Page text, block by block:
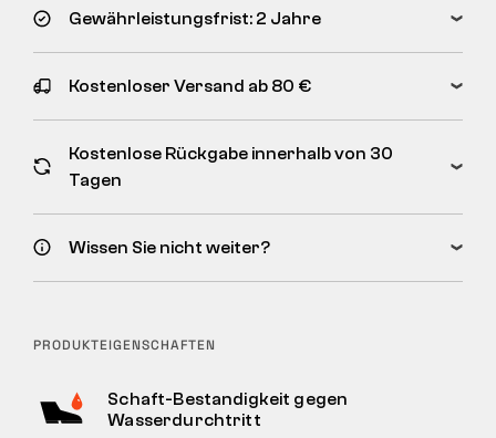
Gewährleistungsfrist: 2 Jahre
Kostenloser Versand ab 80 €
Kostenlose Rückgabe innerhalb von 30
Tagen
Wissen Sie nicht weiter?
PRODUKTEIGENSCHAFTEN
Schaft-Bestandigkeit gegen
Wasserdurchtritt